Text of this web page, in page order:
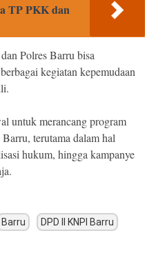
TP PKK dan
Polres Barru bisa
kegiatan kepemudaan
untuk merancang program
terutama dalam hal
hukum, hingga kampanye
Barru DPD II KNPI Barru